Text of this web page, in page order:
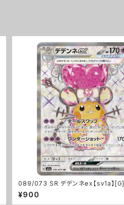
089/073 SR デデンネex【sv1a】[G]
¥900